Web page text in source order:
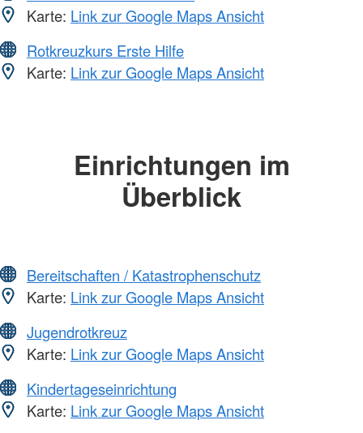
Karte: Link zur Google Maps Ansicht
Rotkreuzkurs Erste Hilfe
Karte: Link zur Google Maps Ansicht
Einrichtungen im
Überblick
Bereitschaften / Katastrophenschutz
Karte: Link zur Google Maps Ansicht
Jugendrotkreuz
Karte: Link zur Google Maps Ansicht
Kindertageseinrichtung
Karte: Link zur Google Maps Ansicht